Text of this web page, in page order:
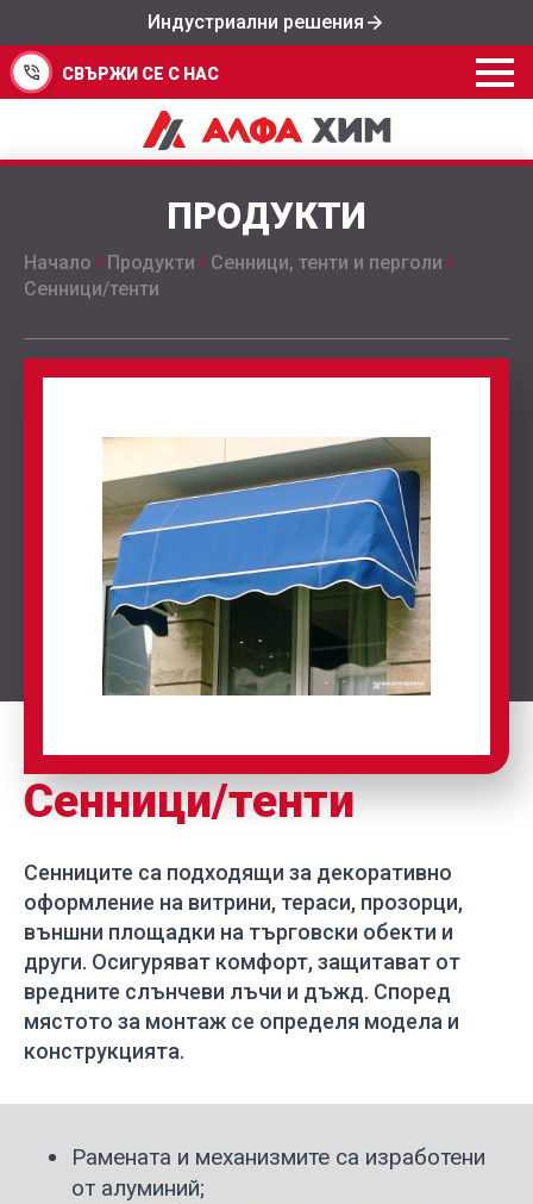
Индустриални решения
СВЪРЖИ СЕ С НАС
ПРОДУКТИ
Начало • Продукти • Сенници, тенти и перголи •
Сенници/тенти
Сенници/тенти
Сенниците са подходящи за декоративно
оформление на витрини, тераси, прозорци,
външни площадки на търговски обекти и
други. Осигуряват комфорт, защитават от
вредните слънчеви лъчи и дъжд. Според
мястото за монтаж се определя модела и
конструкцията.
Рамената и механизмите са изработени
от алуминий;